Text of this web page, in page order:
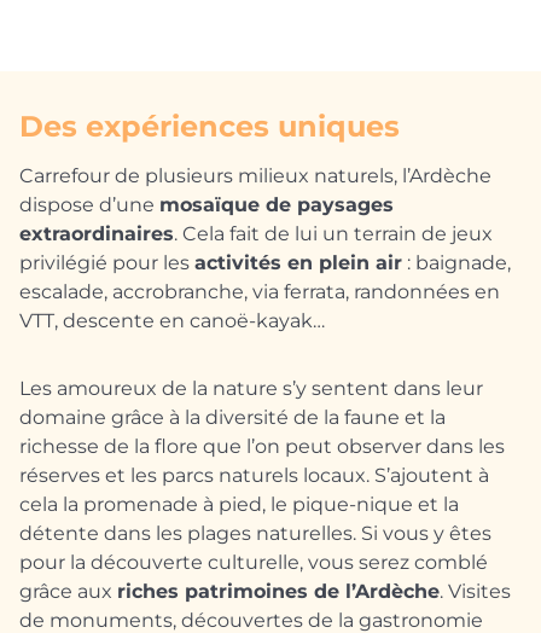
Des expériences uniques
Carrefour de plusieurs milieux naturels, l’Ardèche
dispose d’une mosaïque de paysages
extraordinaires. Cela fait de lui un terrain de jeux
privilégié pour les activités en plein air : baignade,
escalade, accrobranche, via ferrata, randonnées en
VTT, descente en canoë-kayak…
Les amoureux de la nature s’y sentent dans leur
domaine grâce à la diversité de la faune et la
richesse de la flore que l’on peut observer dans les
réserves et les parcs naturels locaux. S’ajoutent à
cela la promenade à pied, le pique-nique et la
détente dans les plages naturelles. Si vous y êtes
pour la découverte culturelle, vous serez comblé
grâce aux riches patrimoines de l’Ardèche. Visites
de monuments, découvertes de la gastronomie